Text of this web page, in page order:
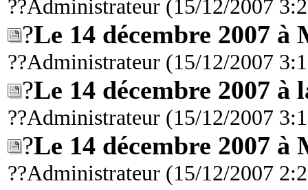
??Administrateur (15/12/2007
?Le 14 décembre 2007 à
??Administrateur (15/12/2007
?Le 14 décembre 2007 à
??Administrateur (15/12/2007
?Le 14 décembre 2007 à
??Administrateur (15/12/2007